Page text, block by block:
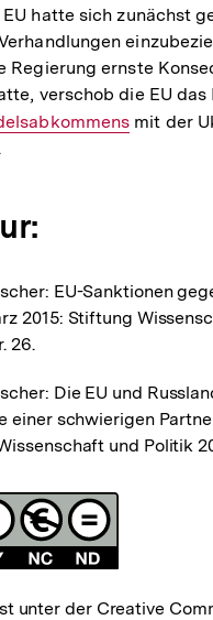
hatte sich zunächst
Regierung ernste
verschob die EU
mit der
EU-Sanktionen
2015: Stiftung
26.
Die EU und
einer schwierigen
und Politik
unter der Creative